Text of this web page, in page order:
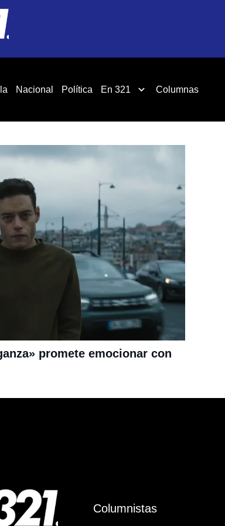
Nacional Política En 321 Columnas
promete emocionar con
Columnistas